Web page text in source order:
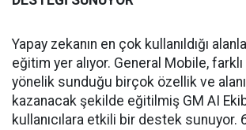
Yapay zekanın en çok kullanıldığı
eğitim yer alıyor. General Mobile,
yönelik sunduğu birçok özellik ve
kazanacak şekilde eğitilmiş GM AI
kullanıcılara etkili bir destek sunuyor.